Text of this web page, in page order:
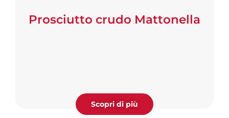
Prosciutto crudo Mattonella
Scopri di più